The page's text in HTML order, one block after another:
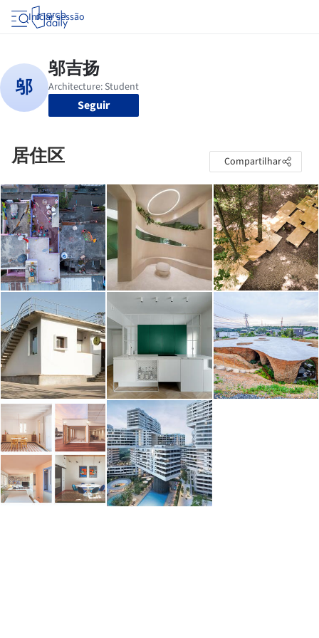
Iniciar sessão
Seguir
居住区 Compartilhar